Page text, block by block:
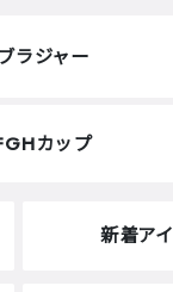
ブラジャー
カップ
新着ア